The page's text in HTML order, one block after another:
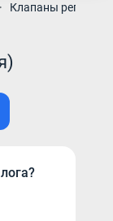
Клапаны